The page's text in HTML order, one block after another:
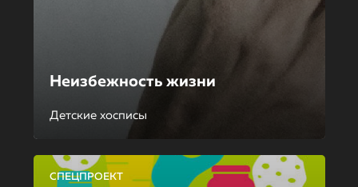
Неизбежность жизни
Детские хосписы
СПЕЦПРОЕКТ